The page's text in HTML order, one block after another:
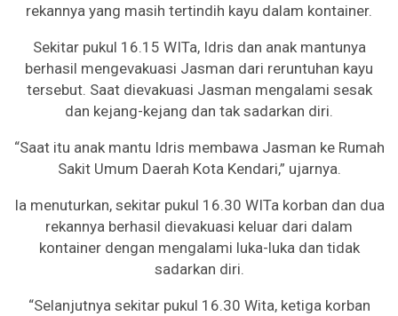
rekannya yang masih tertindih kayu dalam kontainer.
Sekitar pukul 16.15 WITa, Idris dan anak mantunya
berhasil mengevakuasi Jasman dari reruntuhan kayu
tersebut. Saat dievakuasi Jasman mengalami sesak
dan kejang-kejang dan tak sadarkan diri.
“Saat itu anak mantu Idris membawa Jasman ke Rumah
Sakit Umum Daerah Kota Kendari,” ujarnya.
Ia menuturkan, sekitar pukul 16.30 WITa korban dan dua
rekannya berhasil dievakuasi keluar dari dalam
kontainer dengan mengalami luka-luka dan tidak
sadarkan diri.
“Selanjutnya sekitar pukul 16.30 Wita, ketiga korban